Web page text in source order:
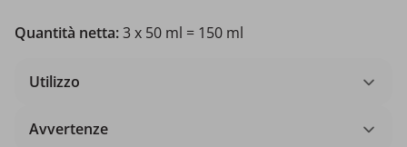
Quantità netta:3 x 50 ml = 150 ml
Utilizzo
Avvertenze